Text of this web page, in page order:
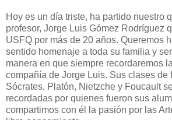
Hoy es un día triste, ha partido nuestro
profesor, Jorge Luis Gómez Rodríguez
USFQ por más de 20 años. Queremos
sentido homenaje a toda su familia y
manera en que siempre recordaremos
compañía de Jorge Luis. Sus clases de
Sócrates, Platón, Nietzche y Foucault
recordadas por quienes fueron sus
compartimos con él la pasión por las